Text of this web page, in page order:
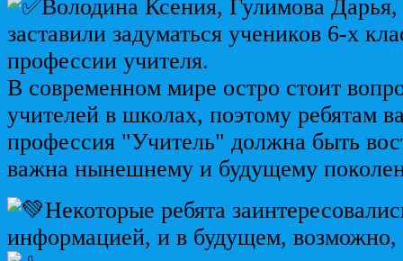
Володина Ксения, Гулимова
заставили задуматься учеников 6-х
профессии учителя.
В современном мире остро стоит
учителей в школах, поэтому ребятам
профессия "Учитель" должна быть
важна нынешнему и будущему
Некоторые ребята
информацией, и в будущем, возможно,